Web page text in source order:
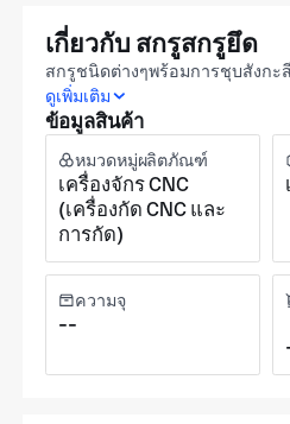
เกี่ยวกับ สกรูสกรูยึด
สกรูชนิดต่างๆพร้อมการชุบสังกะ
ดูเพิ่มเติม
ข้อมูลสินค้า
หมวดหมู่ผลิตภัณฑ์
เครื่องจักร CNC
(เครื่องกัด CNC และ
การกัด)
ความจุ
--